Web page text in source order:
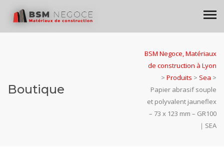
Boutique
BSM Negoce, Matériaux
de construction à Lyon
> Produits > Sea >
Papier abrasif souple
et polyvalent jauneflex
– 73 x 123 mm – GR100
｜SEA